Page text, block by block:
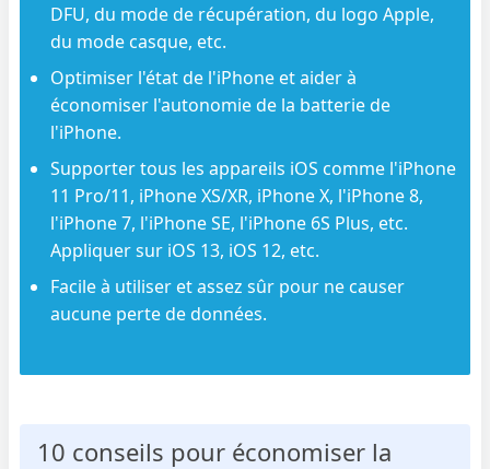
DFU, du mode de récupération, du logo Apple,
du mode casque, etc.
Optimiser l'état de l'iPhone et aider à
économiser l'autonomie de la batterie de
l'iPhone.
Supporter tous les appareils iOS comme l'iPhone
11 Pro/11, iPhone XS/XR, iPhone X, l'iPhone 8,
l'iPhone 7, l'iPhone SE, l'iPhone 6S Plus, etc.
Appliquer sur iOS 13, iOS 12, etc.
Facile à utiliser et assez sûr pour ne causer
aucune perte de données.
10 conseils pour économiser la